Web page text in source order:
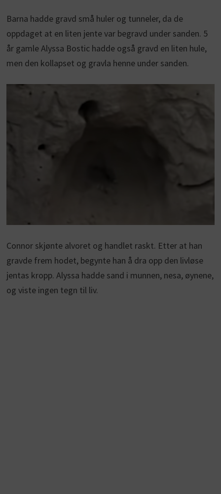
Barna hadde gravd små huler og tunneler, da de
oppdaget at en liten jente var begravd under sanden. 5
år gamle Alyssa Bostic hadde også gravd en liten hule,
men den kollapset og gravla henne under sanden.
Connor skjønte alvoret og handlet raskt. Etter at han
gravde frem hodet, begynte han å dra opp den livløse
jentas kropp. Alyssa hadde sand i munnen, nesa, øynene,
og viste ingen tegn til liv.